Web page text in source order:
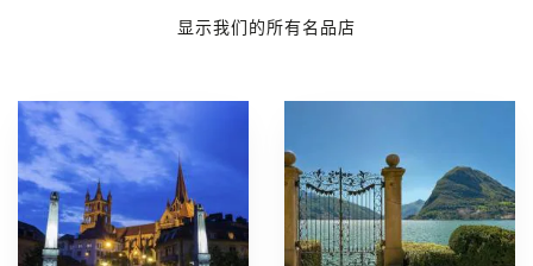
显示我们的所有名品店